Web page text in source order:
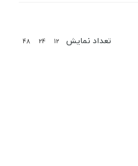
تعداد نمایش 12
24
48